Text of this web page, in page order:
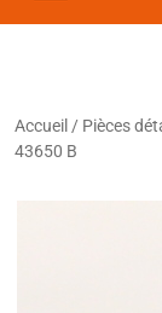
Accueil / Pièces
43650 B